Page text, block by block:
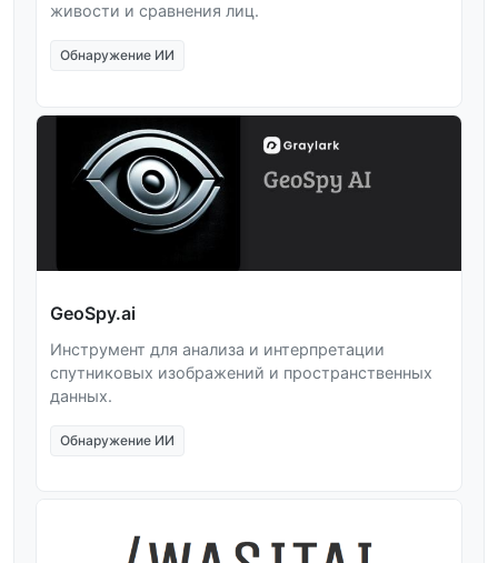
живости и сравнения лиц.
Обнаружение ИИ
GeoSpy.ai
Инструмент для анализа и интерпретации
спутниковых изображений и пространственных
данных.
Обнаружение ИИ